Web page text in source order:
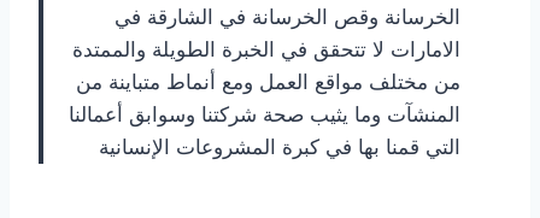
الخرسانة وقص الخرسانة في الشارقة في
الامارات لا تتحقق في الخبرة الطويلة والممتدة
من مختلف مواقع العمل ومع أنماط متباينة من
المنشآت وما يثيب صحة شركتنا وسوابق أعمالنا
التي قمنا بها في كبرة المشروعات الإنسانية